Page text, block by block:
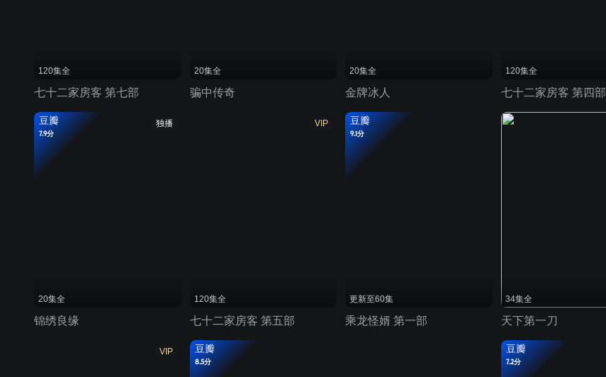
120集全
七十二家房客 第七部
20集全
骗中传奇
20集全
金牌冰人
120集全
七十二家房客 第四部
独播
豆瓣
7.9分
20集全
锦绣良缘
VIP
120集全
七十二家房客 第五部
豆瓣
9.1分
更新至60集
乘龙怪婿 第一部
34集全
天下第一刀
VIP 豆瓣
8.5分
豆瓣
7.2分